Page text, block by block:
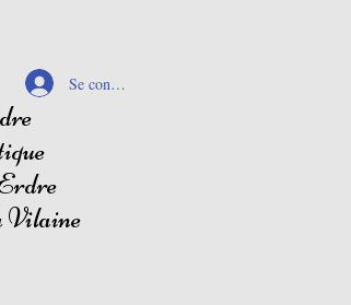
Se connecter
Vilaine